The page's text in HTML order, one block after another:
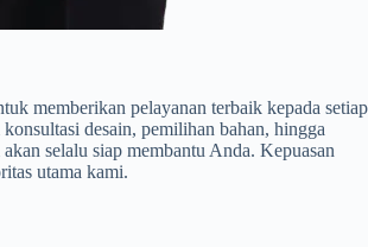
memberikan pelayanan terbaik kepada setiap
desain, pemilihan bahan, hingga
selalu siap membantu Anda. Kepuasan
utama kami.